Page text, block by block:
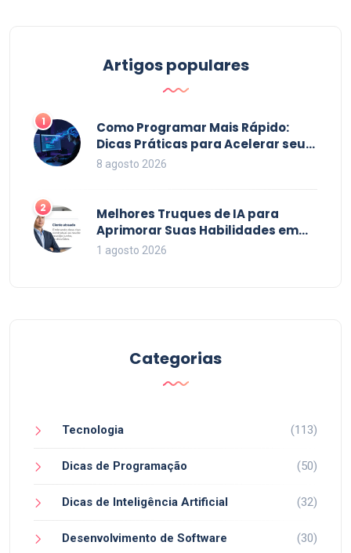
Artigos populares
1
Como Programar Mais Rápido:
Dicas Práticas para Acelerar seu
Código em 2026
8 agosto 2026
2
Melhores Truques de IA para
Aprimorar Suas Habilidades em
2026
1 agosto 2026
Categorias
Tecnologia (113)
Dicas de Programação (50)
Dicas de Inteligência Artificial (32)
Desenvolvimento de Software (30)